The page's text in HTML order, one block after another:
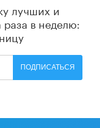
лучших и
раза в неделю:
ПОДПИСАТЬСЯ